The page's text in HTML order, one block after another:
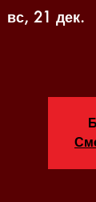
вс, 21 дек.